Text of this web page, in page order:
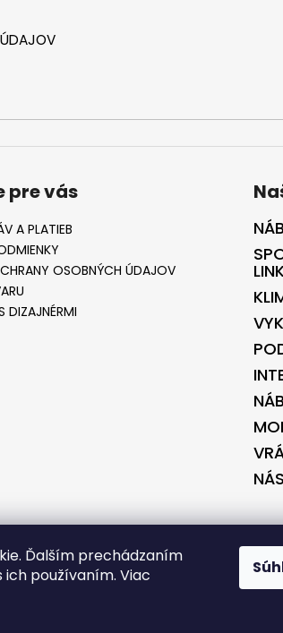
Ďalším prechádzaním
používaním. Viac
pre vás
A PLATIEB
OSOBNÝCH ÚDAJOV
DIZAJNÉRMI
VYTVORENÉ V SPOLUPRÁCI S